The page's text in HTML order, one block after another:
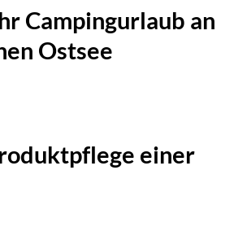
Campingurlaub an
Ostsee
einer